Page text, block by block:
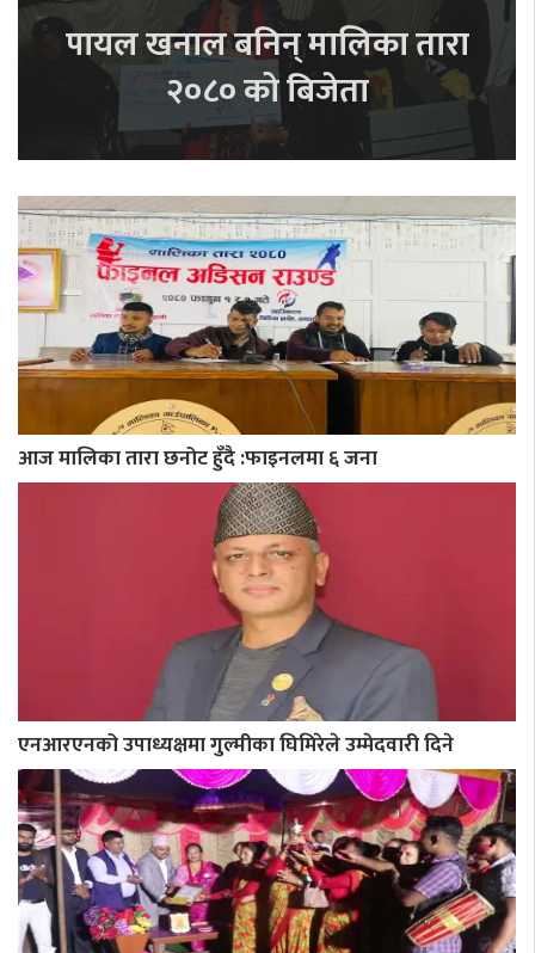
पायल खनाल बनिन् मालिका तारा
२०८० को बिजेता
आज मालिका तारा छनोट हुँदै :फाइनलमा ६ जना
एनआरएनको उपाध्यक्षमा गुल्मीका घिमिरेले उम्मेदवारी दिने